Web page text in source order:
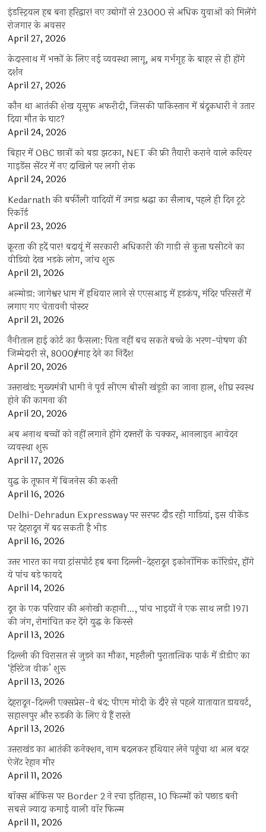
इंडस्ट्रियल हब बना हरिद्वार! नए उद्योगों से 23000 से अधिक युवाओं को मिलेंगे
रोजगार के अवसर
April 27, 2026
केदारनाथ में भक्तों के लिए नई व्यवस्था लागू, अब गर्भगृह के बाहर से ही होंगे
दर्शन
April 27, 2026
कौन था आतंकी शेख यूसुफ अफरीदी, जिसकी पाकिस्तान में बंदूकधारी ने उतार
दिया मौत के घाट?
April 24, 2026
बिहार में OBC छात्रों को बड़ा झटका, NET की फ्री तैयारी कराने वाले करियर
गाइडेंस सेंटर में नए दाखिले पर लगी रोक
April 24, 2026
Kedarnath की बर्फीली वादियों में उमड़ा श्रद्धा का सैलाब, पहले ही दिन टूटे
रिकॉर्ड
April 23, 2026
क्रूरता की हदें पार! बदायूं में सरकारी अधिकारी की गाड़ी से कुत्ता घसीटने का
वीडियो देख भड़के लोग, जांच शुरू
April 21, 2026
अल्मोड़ा: जागेश्वर धाम में हथियार लाने से एएसआइ में हड़कंप, मंदिर परिसरों में
लगाए गए चेतावनी पोस्टर
April 21, 2026
नैनीताल हाई कोर्ट का फैसला: पिता नहीं बच सकते बच्चे के भरण-पोषण की
जिम्मेदारी से, 8000₹/माह देने का निर्देश
April 20, 2026
उत्तराखंड: मुख्यमंत्री धामी ने पूर्व सीएम बीसी खंडूड़ी का जाना हाल, शीघ्र स्वस्थ
होने की कामना की
April 20, 2026
अब अनाथ बच्चों को नहीं लगाने होंगे दफ्तरों के चक्कर, आनलाइन आवेदन
व्यवस्था शुरू
April 17, 2026
युद्ध के तूफान में बिजनेस की कश्ती
April 16, 2026
Delhi-Dehradun Expressway पर सरपट दौड़ रही गाड़ियां, इस वीकेंड
पर देहरादून में बढ़ सकती है भीड़
April 16, 2026
उत्तर भारत का नया ट्रांसपोर्ट हब बना दिल्ली-देहरादून इकोनॉमिक कॉरिडोर, होंगे
ये पांच बड़े फायदे
April 14, 2026
दून के एक परिवार की अनोखी कहानी…, पांच भाइयों ने एक साथ लड़ी 1971
की जंग, रोमांचित कर देंगे युद्ध के किस्से
April 13, 2026
दिल्ली की विरासत से जुड़ने का मौका, महरौली पुरातात्विक पार्क में डीडीए का
‘हेरिटेज वीक’ शुरू
April 13, 2026
देहरादून-दिल्ली एक्सप्रेस-वे बंद: पीएम मोदी के दौरे से पहले यातायात डायवर्ट,
सहारनपुर और रुड़की के लिए ये हैं रास्ते
April 13, 2026
उत्तराखंड का आतंकी कनेक्शन, नाम बदलकर हथियार लेने पहुंचा था अल बदर
ऐजेंट रेहान मीर
April 11, 2026
बॉक्स ऑफिस पर Border 2 ने रचा इतिहास, 10 फिल्मों को पछाड़ बनी
सबसे ज्यादा कमाई वाली वॉर फिल्म
April 11, 2026